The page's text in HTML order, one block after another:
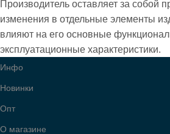
Производитель оставляет за собой
изменения в отдельные элементы
влияют на его основные
эксплуатационные характеристики.
Инфо
Новинки
Опт
О магазине